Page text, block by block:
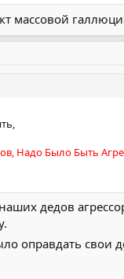
массовой
Надо Было Быть
дедов
оправдать свои